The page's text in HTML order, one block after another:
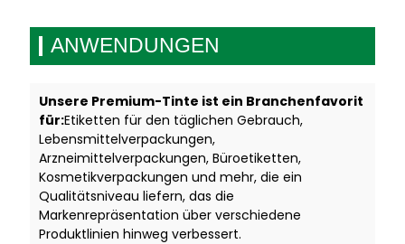
ANWENDUNGEN
Unsere Premium-Tinte ist ein Branchenfavorit
für:Etiketten für den täglichen Gebrauch,
Lebensmittelverpackungen,
Arzneimittelverpackungen, Büroetiketten,
Kosmetikverpackungen und mehr, die ein
Qualitätsniveau liefern, das die
Markenrepräsentation über verschiedene
Produktlinien hinweg verbessert.